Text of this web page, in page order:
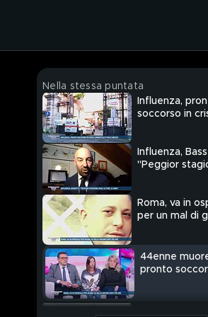
Nella stessa puntata
Influenza,
soccorso in
Influenza,
"Peggior
Roma, va in
per un mal di
44enne
pronto